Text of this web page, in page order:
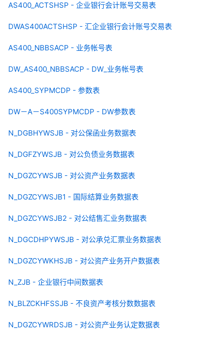
AS400_ACTSHSP - 企业银行会计账号交易表
DWAS400ACTSHSP - 汇企业银行会计账号交易表
AS400_NBBSACP - 业务帐号表
DW_AS400_NBBSACP - DW_业务帐号表
AS400_SYPMCDP - 参数表
DW－A－S400SYPMCDP - DW参数表
N_DGBHYWSJB - 对公保函业务数据表
N_DGFZYWSJB - 对公负债业务数据表
N_DGZCYWSJB - 对公资产业务数据表
N_DGZCYWSJB1 - 国际结算业务数据表
N_DGZCYWSJB2 - 对公结售汇业务数据表
N_DGCDHPYWSJB - 对公承兑汇票业务数据表
N_DGZCYWKHSJB - 对公资产业务开户数据表
N_ZJB - 企业银行中间数据表
N_BLZCKHFSSJB - 不良资产考核分数数据表
N_DGZCYWRDSJB - 对公资产业务认定数据表